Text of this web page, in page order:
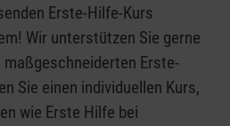
Erste-Hilfe-Kurs
Wir unterstützen Sie gerne
Erste-
Sie einen individuellen Kurs,
wie Erste Hilfe bei